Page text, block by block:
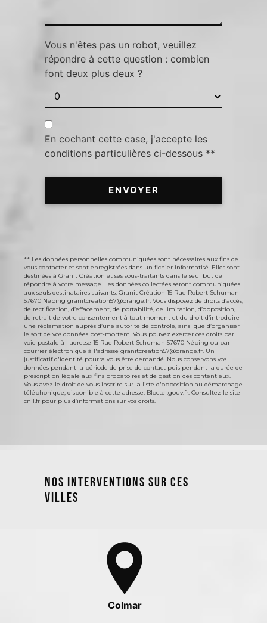
Vous n'êtes pas un robot, veuillez
répondre à cette question : combien
font deux plus deux ?
En cochant cette case, j'accepte les
conditions particulières ci-dessous **
ENVOYER
** Les données personnelles communiquées sont nécessaires aux fins de
vous contacter et sont enregistrées dans un fichier informatisé. Elles sont
destinées à Granit Création et ses sous-traitants dans le seul but de
répondre à votre message. Les données collectées seront communiquées
aux seuls destinataires suivants: Granit Création 15 Rue Robert Schuman
57670 Nébing granitcreation57@orange.fr. Vous disposez de droits d’accès,
de rectification, d’effacement, de portabilité, de limitation, d’opposition,
de retrait de votre consentement à tout moment et du droit d’introduire
une réclamation auprès d’une autorité de contrôle, ainsi que d’organiser
le sort de vos données post-mortem. Vous pouvez exercer ces droits par
voie postale à l'adresse 15 Rue Robert Schuman 57670 Nébing ou par
courrier électronique à l'adresse granitcreation57@orange.fr. Un
justificatif d'identité pourra vous être demandé. Nous conservons vos
données pendant la période de prise de contact puis pendant la durée de
prescription légale aux fins probatoires et de gestion des contentieux.
Vous avez le droit de vous inscrire sur la liste d'opposition au démarchage
téléphonique, disponible à cette adresse: Bloctel.gouv.fr. Consultez le site
cnil.fr pour plus d’informations sur vos droits.
Nos interventions sur ces
villes
Colmar